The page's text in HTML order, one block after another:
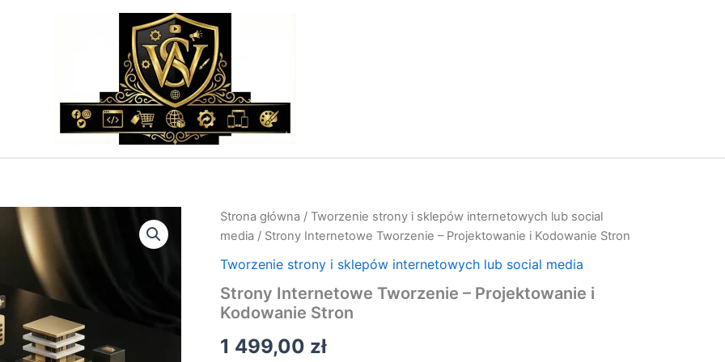
Strona główna / Tworzenie strony i sklepów internetowych lub social
media / Strony Internetowe Tworzenie – Projektowanie i Kodowanie Stron
Tworzenie strony i sklepów internetowych lub social media
Strony Internetowe Tworzenie – Projektowanie i
Kodowanie Stron
1 499,00 zł
ilość
Strony
Internetowe
Tworzenie
Projektowanie
i
Stron